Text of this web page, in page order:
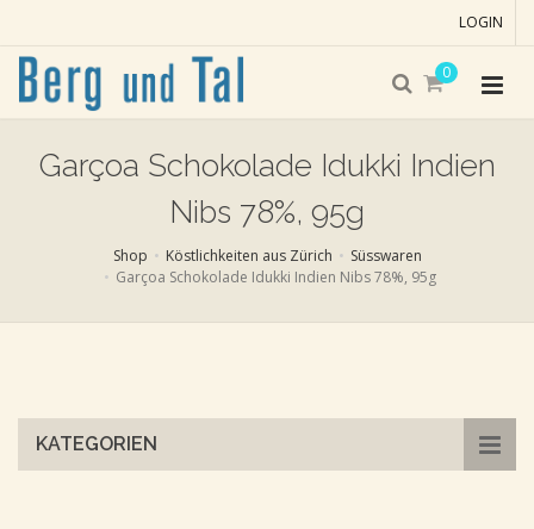
LOGIN
0
Garçoa Schokolade Idukki Indien
Nibs 78%, 95g
Shop Köstlichkeiten aus Zürich
Süsswaren
Garçoa Schokolade Idukki Indien Nibs 78%, 95g
KATEGORIEN